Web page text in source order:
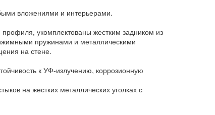
вложениями и интерьерами.
укомплектованы жестким задником из
пружинами и металлическими
на стене.
к УФ-излучению, коррозионную
на жестких металлических уголках с